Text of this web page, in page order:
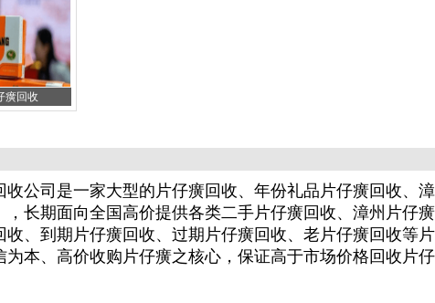
癀回收
收公司是一家大型的片仔癀回收、年份礼品片仔癀回收、
，长期面向全国高价提供各类二手片仔癀回收、漳州片仔
收、到期片仔癀回收、过期片仔癀回收、老片仔癀回收等
为本、高价收购片仔癀之核心，保证高于市场价格回收片